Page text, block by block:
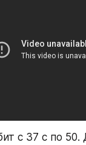
с 37 с по 50.